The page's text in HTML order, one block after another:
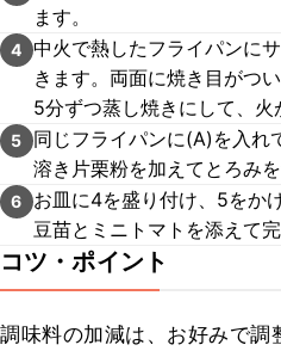
ます。
4 中火で熱したフライパンに
きます。両面に焼き目がつ
5分ずつ蒸し焼きにして、火
5
同じフライパンに(A)を入れ
溶き片栗粉を加えてとろみ
6
お皿に4を盛り付け、5をか
豆苗とミニトマトを添えて完
コツ・ポイント
調味料の加減は、お好みで調